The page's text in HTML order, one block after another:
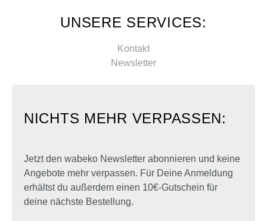
UNSERE SERVICES:
Kontakt
Newsletter
NICHTS MEHR VERPASSEN:
Jetzt den wabeko Newsletter abonnieren und keine
Angebote mehr verpassen. Für Deine Anmeldung
erhältst du außerdem einen 10€-Gutschein für
deine nächste Bestellung.